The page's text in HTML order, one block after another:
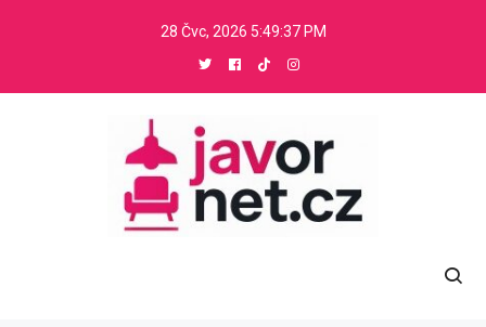
28 Čvc, 2026 5:49:38 PM